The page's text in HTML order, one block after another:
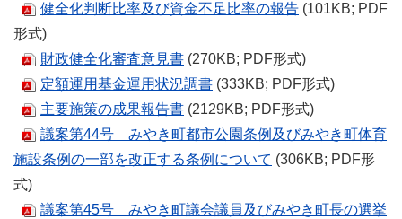
健全化判断比率及び資金不足比率の報告 (101KB; PDF
形式)
財政健全化審査意見書 (270KB; PDF形式)
定額運用基金運用状況調書 (333KB; PDF形式)
主要施策の成果報告書 (2129KB; PDF形式)
議案第44号 みやき町都市公園条例及びみやき町体育
施設条例の一部を改正する条例について (306KB; PDF形
式)
議案第45号 みやき町議会議員及びみやき町長の選挙